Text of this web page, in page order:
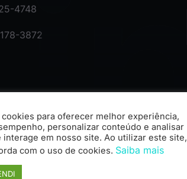
4748
3872
para oferecer melhor experiência,
personalizar conteúdo e analisar
interage em nosso site. Ao utilizar este site,
com o uso de cookies. Saiba mais